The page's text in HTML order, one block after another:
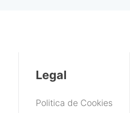
Legal
Politica de Cookies